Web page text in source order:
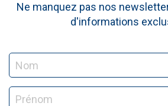
Ne manquez pas nos
d'informations